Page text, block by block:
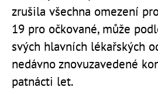
zrušila všechna omezení
19 pro očkované, může
svých hlavních lékařských
nedávno znovuzavedené
patnácti let.